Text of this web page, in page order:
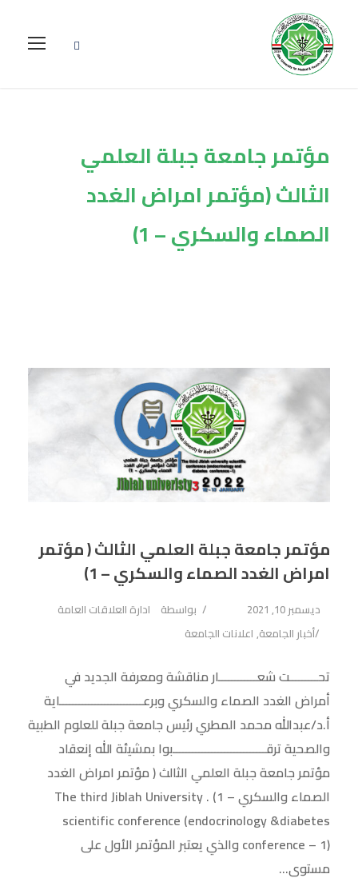
مؤتمر جامعة جبلة العلمي
الثالث (مؤتمر امراض الغدد
الصماء والسكري – 1)
مؤتمر جامعة جبلة العلمي الثالث ( مؤتمر
امراض الغدد الصماء والسكري – 1)
ديسمبر 10, 2021 بواسطة
ادارة العلاقات العامة
أخبار الجامعة, اعلانات الجامعة
تحـــــــــت شعــــــــــــار مناقشة ومعرفة الجديد في
أمراض الغدد الصماء والسكري وبرعــــــــــــــــــــــــــاية
أ.د/عبدالله محمد المطري رئيس جامعة جبلة للعلوم الطبية
والصحية ترقـــــــــــــــــــــــــــــبوا بمشيئة الله إنعقاد
مؤتمر جامعة جبلة العلمي الثالث ( مؤتمر امراض الغدد
الصماء والسكري – 1) . The third Jiblah University
scientific conference (endocrinology &diabetes
conference – 1) والذي يعتبر المؤتمر الأول على
مستوى...